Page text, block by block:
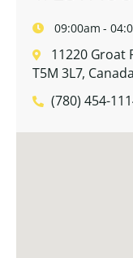
09:00am -
11220 Groat
T5M 3L7, Canada
(780) 454-